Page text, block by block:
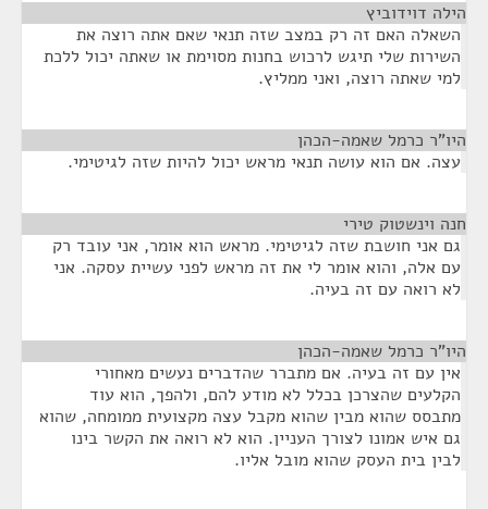
הילה דוידוביץ
השאלה האם זה רק במצב שזה תנאי שאם אתה רוצה את
השירות שלי תיגש לרכוש בחנות מסוימת או שאתה יכול ללכת
למי שאתה רוצה, ואני ממליץ.
היו"ר כרמל שאמה-הכהן
עצה. אם הוא עושה תנאי מראש יכול להיות שזה לגיטימי.
חנה וינשטוק טירי
גם אני חושבת שזה לגיטימי. מראש הוא אומר, אני עובד רק
עם אלה, והוא אומר לי את זה מראש לפני עשיית עסקה. אני
לא רואה עם זה בעיה.
היו"ר כרמל שאמה-הכהן
אין עם זה בעיה. אם מתברר שהדברים נעשים מאחורי
הקלעים שהצרכן בכלל לא מודע להם, ולהפך, הוא עוד
מתבסס שהוא מבין שהוא מקבל עצה מקצועית ממומחה, שהוא
גם איש אמונו לצורך העניין. הוא לא רואה את הקשר בינו
לבין בית העסק שהוא מובל אליו.